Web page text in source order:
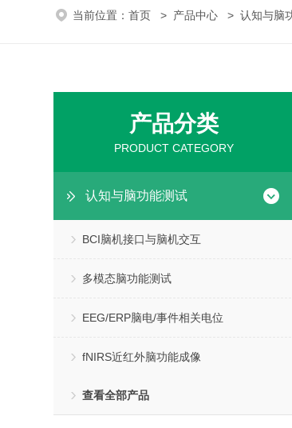
当前位置：首页 > 产品中心 >认知与脑
产品分类
PRODUCT CATEGORY
认知与脑功能测试
BCI脑机接口与脑机交互
多模态脑功能测试
EEG/ERP脑电/事件相关电位
fNIRS近红外脑功能成像
查看全部产品